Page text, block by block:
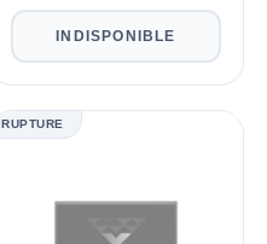
INDISPONIBLE
RUPTURE